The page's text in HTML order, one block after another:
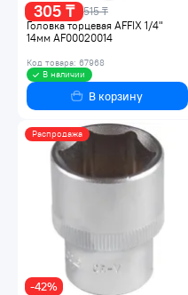
305 ₸ 515 ₸
Головка торцевая AFFIX 1/4"
14мм AF00020014
Код товара: 67968
В наличии
В корзину
Распродажа
-42%